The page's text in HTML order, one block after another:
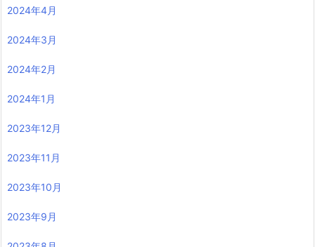
2024年4月
2024年3月
2024年2月
2024年1月
2023年12月
2023年11月
2023年10月
2023年9月